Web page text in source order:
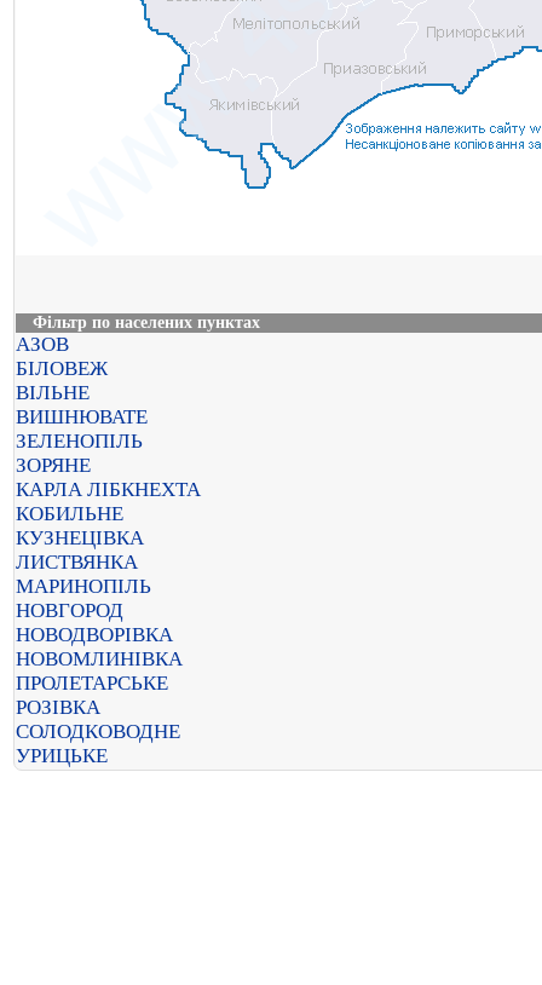
Фільтр по населених пунктах
АЗОВ
БІЛОВЕЖ
ВІЛЬНЕ
ВИШНЮВАТЕ
ЗЕЛЕНОПІЛЬ
ЗОРЯНЕ
КАРЛА ЛІБКНЕХТА
КОБИЛЬНЕ
КУЗНЕЦІВКА
ЛИСТВЯНКА
МАРИНОПІЛЬ
НОВГОРОД
НОВОДВОРІВКА
НОВОМЛИНІВКА
ПРОЛЕТАРСЬКЕ
РОЗІВКА
СОЛОДКОВОДНЕ
УРИЦЬКЕ